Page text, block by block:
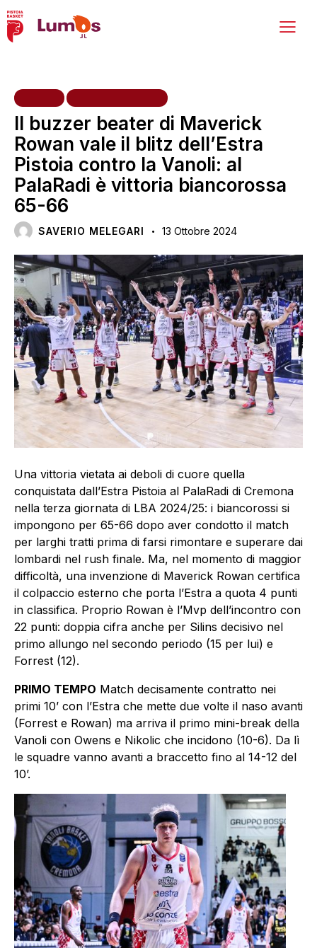
Il buzzer beater di Maverick
Rowan vale il blitz dell’Estra
Pistoia contro la Vanoli: al
PalaRadi è vittoria biancorossa
65-66
SAVERIO MELEGARI 13 Ottobre 2024
Una vittoria vietata ai deboli di cuore quella
conquistata dall’Estra Pistoia al PalaRadi di Cremona
nella terza giornata di LBA 2024/25: i biancorossi si
impongono per 65-66 dopo aver condotto il match
per larghi tratti prima di farsi rimontare e superare dai
lombardi nel rush finale. Ma, nel momento di maggior
difficoltà, una invenzione di Maverick Rowan certifica
il colpaccio esterno che porta l’Estra a quota 4 punti
in classifica. Proprio Rowan è l’Mvp dell’incontro con
22 punti: doppia cifra anche per Silins decisivo nel
primo allungo nel secondo periodo (15 per lui) e
Forrest (12).
PRIMO TEMPO Match decisamente contratto nei
primi 10’ con l’Estra che mette due volte il naso avanti
(Forrest e Rowan) ma arriva il primo mini-break della
Vanoli con Owens e Nikolic che incidono (10-6). Da lì
le squadre vanno avanti a braccetto fino al 14-12 del
10’.